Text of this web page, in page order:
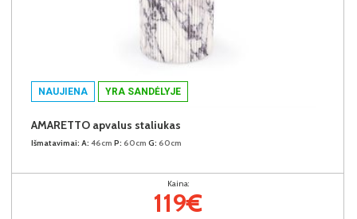
NAUJIENA YRA SANDĖLYJE
AMARETTO apvalus staliukas
Išmatavimai: A: 46cm P: 60cm G: 60cm
Kaina:
119€